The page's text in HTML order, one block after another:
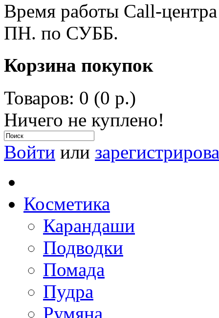
Время работы Call-
ПН. по СУББ.
Корзина покупок
Товаров: 0 (0 р.)
Ничего не куплено!
Войти или
Косметика
Карандаши
Подводки
Помада
Пудра
Румяна